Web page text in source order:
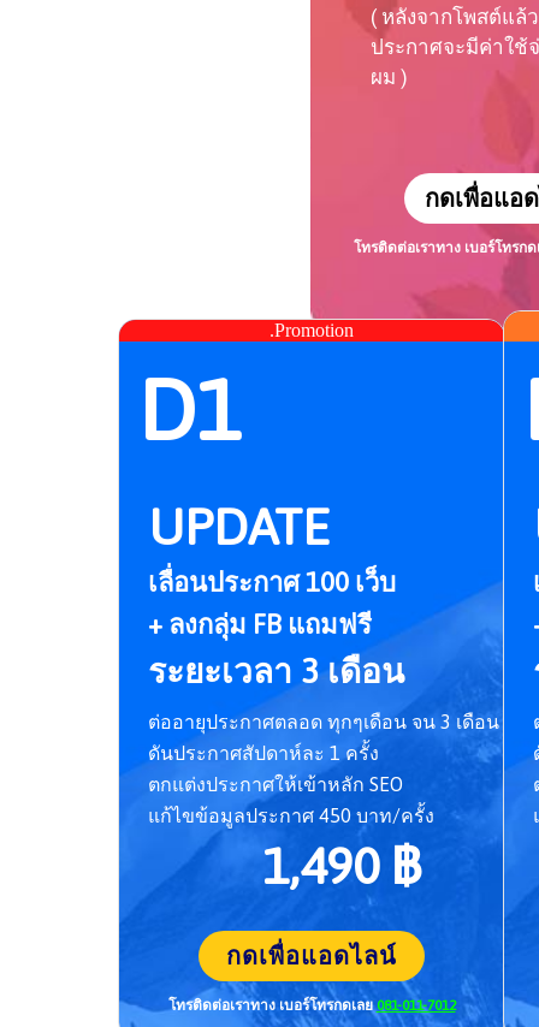
( หลังจากโพสต์แล้
ประกาศจะมีค่าใช้
ผม )
กดเพื่อแอ
โทรติดต่อเราทาง เบอร์โทรกด
.Promotion
D1
UPDATE
เลื่อนประกาศ 100 เว็บ
+ ลงกลุ่ม FB แถมฟรี
ระยะเวลา 3 เดือน
ต่ออายุประกาศตลอด ทุกๆเดือน จน 3 เดือน
ดันประกาศสัปดาห์ละ 1 ครั้ง
ตกแต่งประกาศให้เข้าหลัก SEO
แก้ไขข้อมูลประกาศ 450 บาท/ครั้ง
1,490 ฿
กดเพื่อแอดไลน์
โทรติดต่อเราทาง เบอร์โทรกดเลย 081-011-7012